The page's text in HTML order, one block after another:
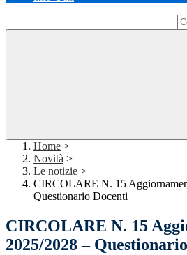
Home >
Novità >
Le notizie >
CIRCOLARE N. 15
Questionario Docenti
CIRCOLARE N. 15
2025/2028 –